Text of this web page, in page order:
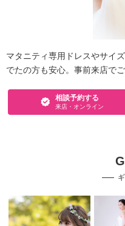
マタニティ専用ドレスやサイ
でたの方も安心。事前来店で
相談予約する
来店・オンライン